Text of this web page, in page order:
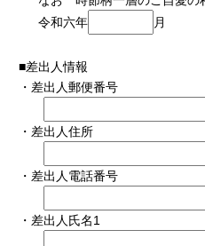
令和六年
月
■差出人情報
・差出人郵便番号
・差出人住所
・差出人電話番号
・差出人氏名1